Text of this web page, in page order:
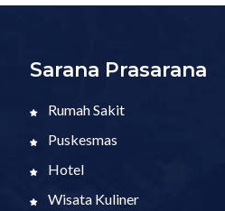
Sarana Prasarana
Rumah Sakit
Puskesmas
Hotel
Wisata Kuliner